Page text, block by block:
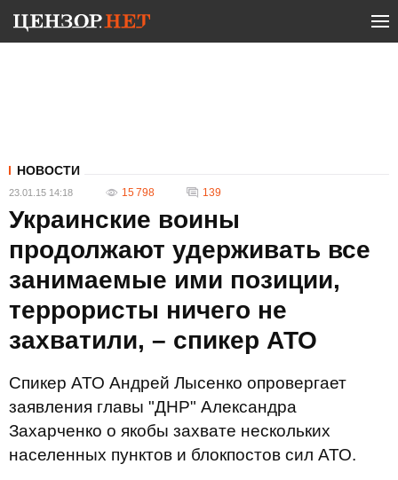
НОВОСТИ
23.01.15 14:18 15 798 139
Украинские воины
продолжают удерживать все
занимаемые ими позиции,
террористы ничего не
захватили, – спикер АТО
Спикер АТО Андрей Лысенко опровергает
заявления главы "ДНР" Александра
Захарченко о якобы захвате нескольких
населенных пунктов и блокпостов сил АТО.